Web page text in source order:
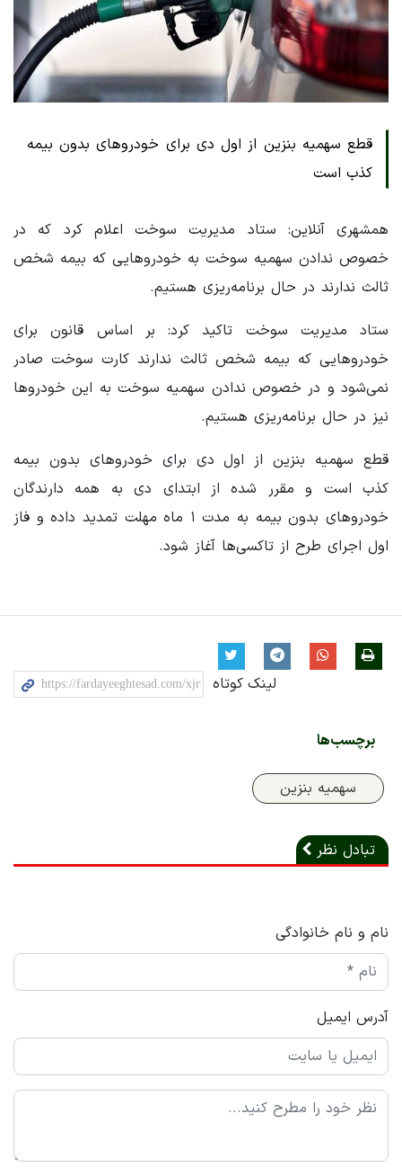
قطع سهمیه بنزین از اول دی برای خودروهای بدون بیمه
کذب است
همشهری آنلاین: ستاد مدیریت سوخت اعلام کرد که در
خصوص ندادن سهمیه سوخت به خودروهایی که بیمه شخص
ثالث ندارند در حال برنامه‌ریزی هستیم.
ستاد مدیریت سوخت تاکید کرد: بر اساس قانون برای
خودروهایی که بیمه شخص ثالث ندارند کارت سوخت صادر
نمی‌شود و در خصوص ندادن سهمیه سوخت به این خودروها
نیز در حال برنامه‌ریزی هستیم.
قطع سهمیه بنزین از اول دی برای خودروهای بدون بیمه
کذب است و مقرر شده از ابتدای دی به همه دارندگان
خودروهای بدون بیمه به مدت ۱ ماه مهلت تمدید داده و فاز
اول اجرای طرح از تاکسی‌ها آغاز شود.
لینک کوتاه
برچسب‌ها
سهمیه بنزین
تبادل نظر
نام و نام خانوادگی
آدرس ایمیل